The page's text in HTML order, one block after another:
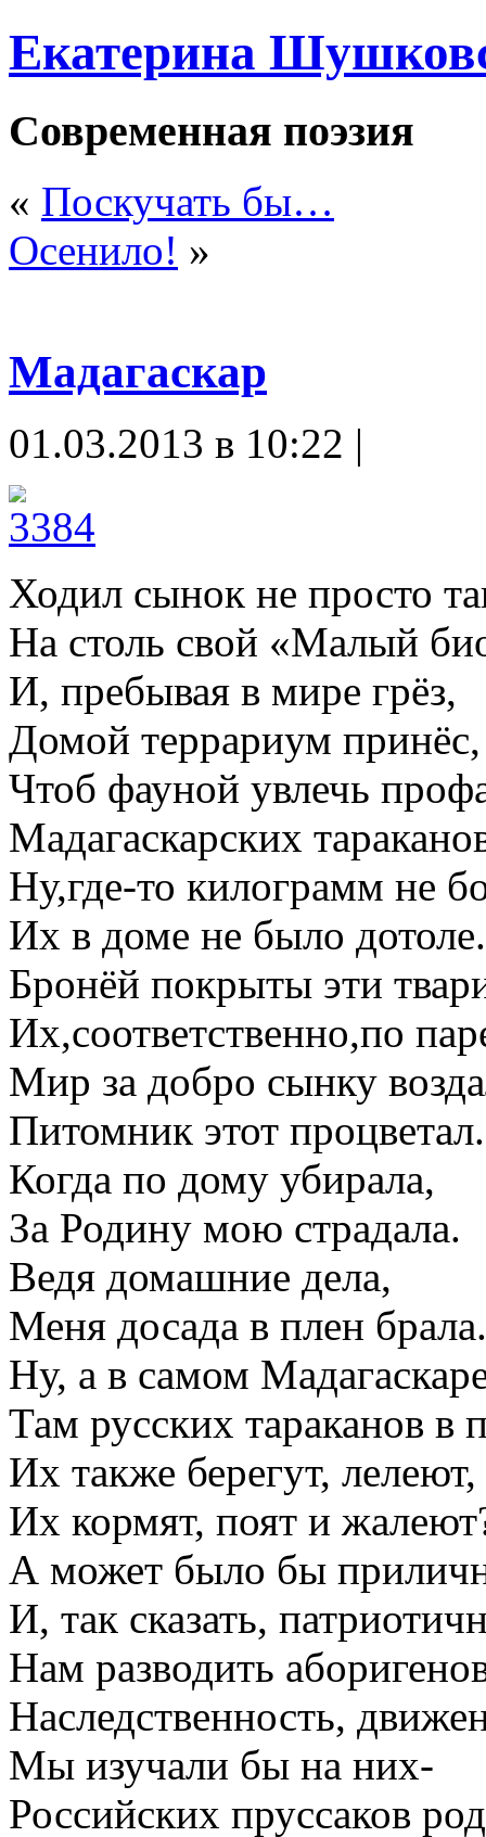
Екатерина
Современная поэзия
« Поскучать бы…
Осенило! »
Мадагаскар
01.03.2013 в 10:22 |
Ходил сынок не просто
На столь свой «Малый
И, пребывая в мире грёз,
Домой террариум принёс,
Чтоб фауной увлечь
Мадагаскарских
Ну,где-то килограмм не
Их в доме не было дотоле.
Бронёй покрыты эти
Их,соответственно,по
Мир за добро сынку
Питомник этот процветал.
Когда по дому убирала,
За Родину мою страдала.
Ведя домашние дела,
Меня досада в плен брала.
Ну, а в самом
Там русских тараканов в
Их также берегут, лелеют,
Их кормят, поят и
А может было бы
И, так сказать,
Нам разводить
Наследственность,
Мы изучали бы на них-
Российских пруссаков